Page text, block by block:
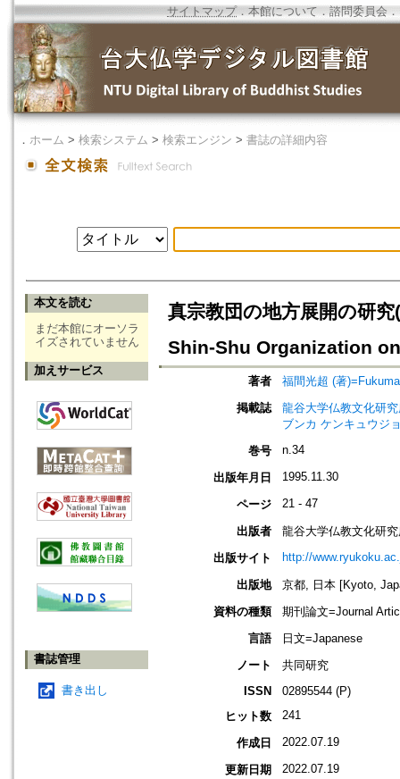
サイトマップ．本館について ． 諮問委員会 ．
． ホーム > 検索システム > 検索エンジン > 書誌の詳細内容
本文を読む
まだ本館にオーソラ
イズされていません
加えサービス
書誌管理
書き出し
真宗教団の地方展開の研
Shin-Shu Organization
著者
福間光超 (著
掲載誌
龍谷大学仏教文化研
ブンカ ケンキュウジ
巻号
n.34
出版年月日 1995.11.30
ページ 21 - 47
出版者
龍谷大学仏教文化研
出版サイト
http://
出版地
京都, 日本 [Kyoto,
資料の種類
期刊論文=Journal
言語
日文=Japanese
ノート
共同研究
ISSN
02895544 (P)
ヒット数
241
作成日 2022.07.19
更新日期 2022.07.19